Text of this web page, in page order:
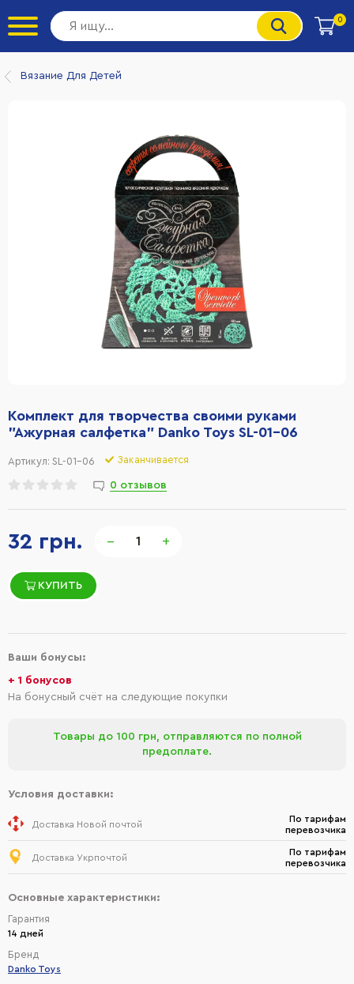
0
Вязание Для Детей
32 грн. − +
КУПИТЬ
Комплект для творчества своими руками
"Ажурная салфетка" Danko Toys SL-01-06
Артикул: SL-01-06 Заканчивается
0 отзывов
Ваши бонусы:
+ 1 бонусов
На бонусный счёт на следующие покупки
Товары до 100 грн, отправляются по полной
предоплате.
Условия доставки:
Доставка Новой почтой
По тарифам
перевозчика
Доставка Укрпочтой
По тарифам
перевозчика
Основные характеристики:
Гарантия
14 дней
Бренд
Danko Toys